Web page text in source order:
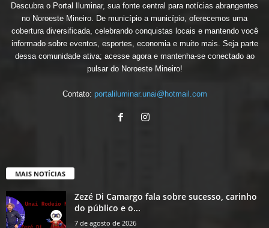
Descubra o Portal Iluminar, sua fonte central para notícias abrangentes
no Noroeste Mineiro. De município a município, oferecemos uma
cobertura diversificada, celebrando conquistas locais e mantendo você
informado sobre eventos, esportes, economia e muito mais. Seja parte
dessa comunidade ativa; acesse agora e mantenha-se conectado ao
pulsar do Noroeste Mineiro!
Contato: portaliluminar.unai@hotmail.com
MAIS NOTÍCIAS
Zezé Di Camargo fala sobre sucesso, carinho
do público e o...
7 de agosto de 2026